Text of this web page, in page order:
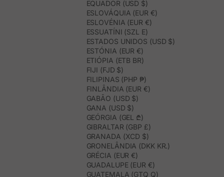
EQUADOR (USD $)
ESLOVÁQUIA (EUR €)
ESLOVÉNIA (EUR €)
ESSUATÍNI (SZL E)
ESTADOS UNIDOS (USD $)
ESTÓNIA (EUR €)
ETIÓPIA (ETB BR)
FIJI (FJD $)
FILIPINAS (PHP ₱)
FINLÂNDIA (EUR €)
GABÃO (USD $)
GANA (USD $)
GEÓRGIA (GEL ₾)
GIBRALTAR (GBP £)
GRANADA (XCD $)
GRONELÂNDIA (DKK KR.)
GRÉCIA (EUR €)
GUADALUPE (EUR €)
GUATEMALA (GTQ Q)